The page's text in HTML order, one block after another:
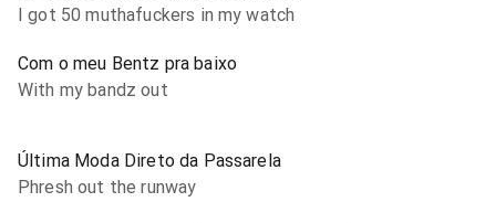
I got 50 muthafuckers in my watch
Com o meu Bentz pra baixo
With my bandz out
Última Moda Direto da Passarela
Phresh out the runway